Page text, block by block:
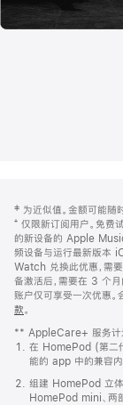
页
页
脚
注
‡ 为近似值。金额可能随
⁺ 仅限新订阅用户。免费
的新设备的 Apple
频设备与运行最新版本
Watch 兑换此优惠，需
备激活后，需要在 3 个
账户仅可享受一次优惠。
款。
窗
口
中
打
开)
** AppleCare+ 服务计
在 HomePod (第二
能的 app 中的兼容内
组建 HomePod 立体
HomePod mini、两